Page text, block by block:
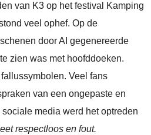
van K3 op het festival Kamping
veel ophef. Op de
door AI gegenereerde
zien was met hoofddoeken.
Veel fans
van een ongepaste en
media werd het optreden
respectloos en fout.